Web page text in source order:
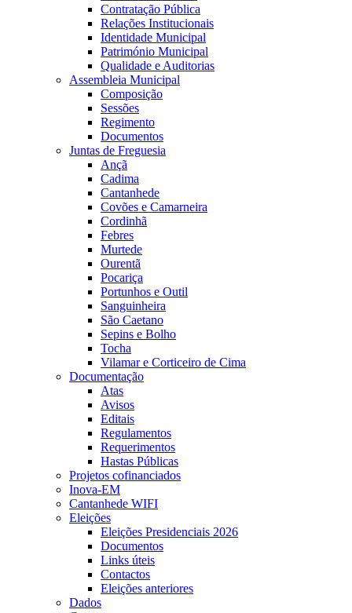
Contratação Pública
Relações Institucionais
Identidade Municipal
Património Municipal
Qualidade e Auditorias
Assembleia Municipal
Composição
Sessões
Regimento
Documentos
Juntas de Freguesia
Ançã
Cadima
Cantanhede
Covões e Camarneira
Cordinhã
Febres
Murtede
Ourentã
Pocariça
Portunhos e Outil
Sanguinheira
São Caetano
Sepins e Bolho
Tocha
Vilamar e Corticeiro de Cima
Documentação
Atas
Avisos
Editais
Regulamentos
Requerimentos
Hastas Públicas
Projetos cofinanciados
Inova-EM
Cantanhede WIFI
Eleições
Eleições Presidenciais 2026
Documentos
Links úteis
Contactos
Eleições anteriores
Dados